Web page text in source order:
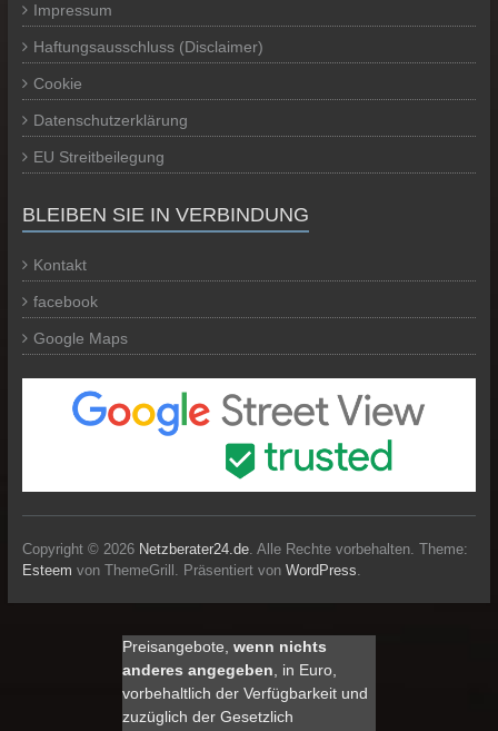
Impressum
Haftungsausschluss (Disclaimer)
Cookie
Datenschutzerklärung
EU Streitbeilegung
BLEIBEN SIE IN VERBINDUNG
Kontakt
facebook
Google Maps
Copyright © 2026 Netzberater24.de. Alle Rechte vorbehalten. Theme:
Esteem von ThemeGrill. Präsentiert von WordPress.
Preisangebote, wenn nichts
anderes angegeben , in Euro,
vorbehaltlich der Verfügbarkeit und
zuzüglich der Gesetzlich